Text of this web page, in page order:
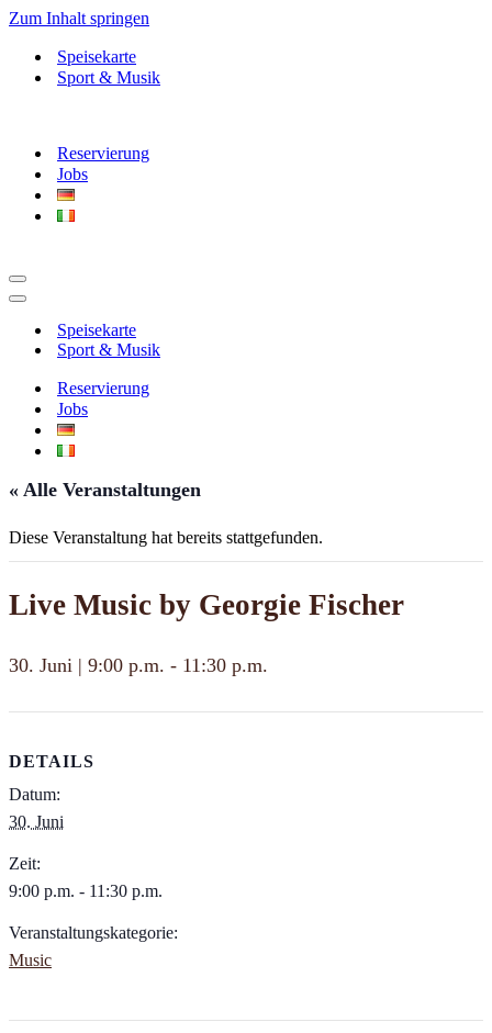
Zum Inhalt springen
Speisekarte
Sport & Musik
Reservierung
Jobs
Navigationsmenü
Navigationsmenü
Speisekarte
Sport & Musik
Reservierung
Jobs
« Alle Veranstaltungen
Diese Veranstaltung hat bereits stattgefunden.
Live Music by Georgie Fischer
30. Juni | 9:00 p.m. - 11:30 p.m.
DETAILS
Datum:
30. Juni
Zeit:
9:00 p.m. - 11:30 p.m.
Veranstaltungskategorie:
Music